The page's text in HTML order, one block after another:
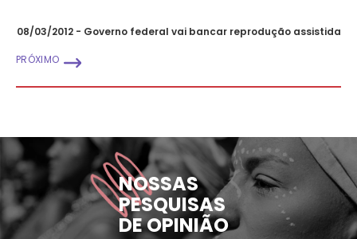
08/03/2012 - Governo federal vai bancar reprodução assistida
PRÓXIMO
NOSSAS
PESQUISAS
DE OPINIÃO